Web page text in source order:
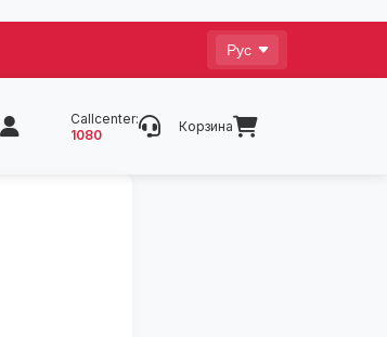
Callcenter:
1080
Корзина